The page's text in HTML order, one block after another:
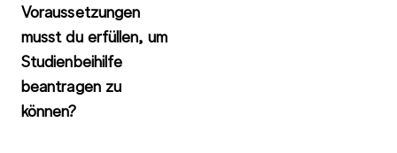
Voraussetzungen
musst du erfüllen, um
Studienbeihilfe
beantragen zu
können?